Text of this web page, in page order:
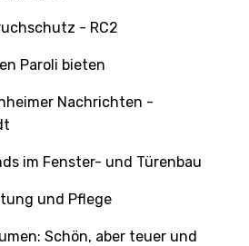
- RC2
Paroli bieten
Nachrichten -
im Fenster- und Türenbau
und Pflege
Schön, aber teuer und